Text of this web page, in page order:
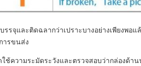
รรจุและติดฉลากว่าเปราะบางอย่างเพียงพ
ารขนส่ง
ช้ความระมัดระวังและตรวจสอบว่ากล่องด้า